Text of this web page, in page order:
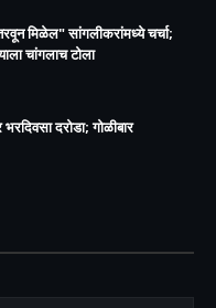
मिळेल" सांगलीकरांमध्ये चर्चा;
चांगलाच टोला
दरोडा; गोळीबार